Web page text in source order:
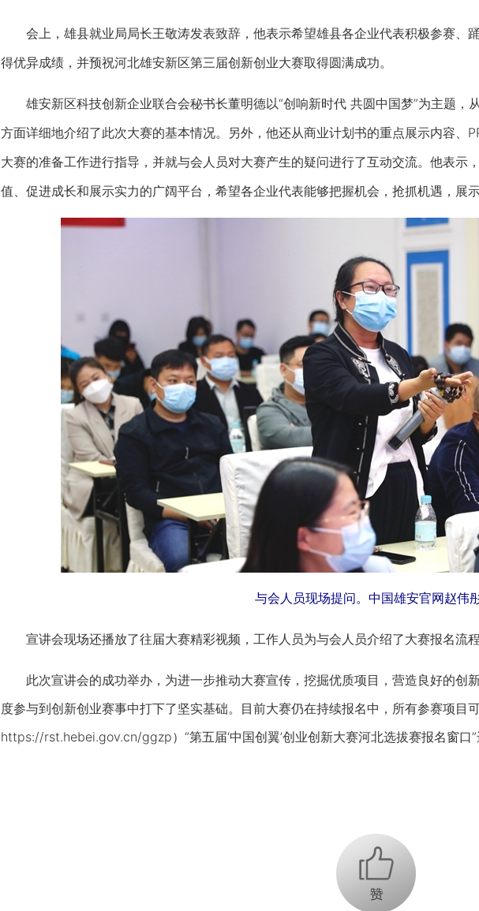
会上，雄县就业局局长王敬涛发表致辞，他表示希望雄县各企业代表积极参赛、
得优异成绩，并预祝河北雄安新区第三届创新创业大赛取得圆满成功。
雄安新区科技创新企业联合会秘书长董明德以“创响新时代 共圆中国梦”为主题，
方面详细地介绍了此次大赛的基本情况。另外，他还从商业计划书的重点展示内容、
大赛的准备工作进行指导，并就与会人员对大赛产生的疑问进行了互动交流。他表示
值、促进成长和展示实力的广阔平台，希望各企业代表能够把握机会，抢抓机遇，展示
与会人员现场提问。中国雄安官网赵伟
宣讲会现场还播放了往届大赛精彩视频，工作人员为与会人员介绍了大赛报名流程
此次宣讲会的成功举办，为进一步推动大赛宣传，挖掘优质项目，营造良好的创
度参与到创新创业赛事中打下了坚实基础。目前大赛仍在持续报名中，所有参赛项目
https://rst.hebei.gov.cn/ggzp）“第五届‘中国创翼’创业创新大赛河北选拔赛报名窗口”
+1